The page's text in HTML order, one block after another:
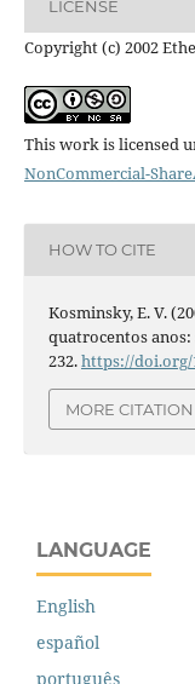
LICENSE
Copyright (c) 2002
This work is licensed
NonCommercial-
HOW TO CITE
Kosminsky, E. V.
quatrocentos anos:
232.https://doi.org/
MORE
LANGUAGE
English
español
português